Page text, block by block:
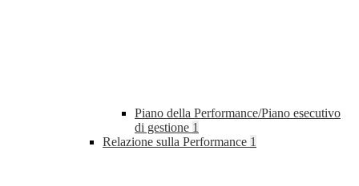
Piano della Performance/Piano esecutivo
di gestione 1
Relazione sulla Performance 1